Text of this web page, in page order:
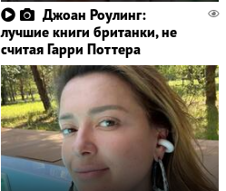
Джоан Роулинг:
лучшие книги британки, не
считая Гарри Поттера